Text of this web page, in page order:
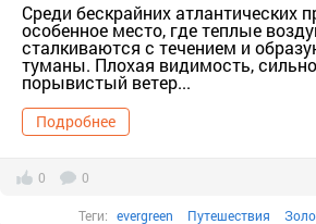
Среди бескрайних атлантических
особенное место, где теплые
сталкиваются с течением и
туманы. Плохая видимость,
порывистый ветер...
Подробнее
0 0
Теги: evergreen Путешествия